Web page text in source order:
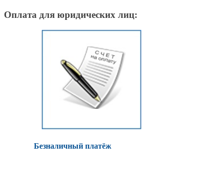
Оплата для юридических лиц:
Безналичный платёж